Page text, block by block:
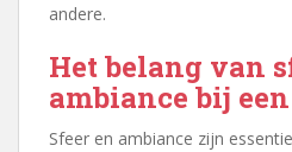
andere.
Het belang van
ambiance bij
Sfeer en ambiance zijn